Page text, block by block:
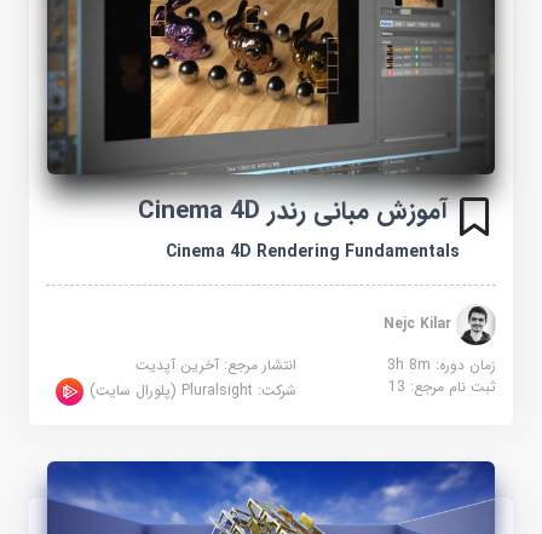
آموزش مبانی رندر Cinema 4D
Cinema 4D Rendering Fundamentals
Nejc Kilar
زمان دوره: 3h 8m
انتشار مرجع:آخرین آپدیت
ثبت نام مرجع:13 شرکت:Pluralsight (پلورال سایت)